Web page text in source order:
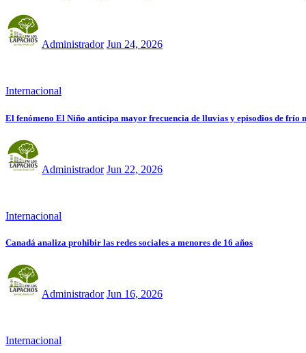
Administrador Jun 24, 2026
Internacional
El fenómeno El Niño anticipa mayor frecuencia de lluvias y episodios de frío
Administrador Jun 22, 2026
Internacional
Canadá analiza prohibir las redes sociales a menores de 16 años
Administrador Jun 16, 2026
Internacional